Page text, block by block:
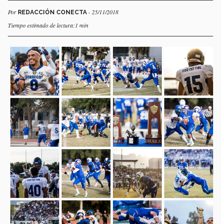
Por REDACCIÓN CONECTA - 25/11/2018
Tiempo estimado de lectura:1 min